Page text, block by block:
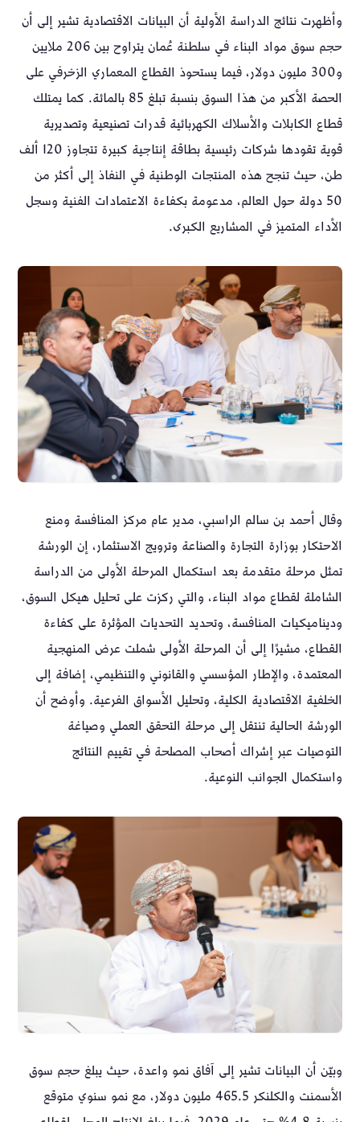
وأظهرت نتائج الدراسة الأولية أن البيانات الاقتصادية تشير إلى أن
حجم سوق مواد البناء في سلطنة عُمان يتراوح بين 206 ملايين
و300 مليون دولار، فيما يستحوذ القطاع المعماري الزخرفي على
الحصة الأكبر من هذا السوق بنسبة تبلغ 85 بالمائة. كما يمتلك
قطاع الكابلات والأسلاك الكهربائية قدرات تصنيعية وتصديرية
قوية تقودها شركات رئيسية بطاقة إنتاجية كبيرة تتجاوز 120 ألف
طن، حيث تنجح هذه المنتجات الوطنية في النفاذ إلى أكثر من
50 دولة حول العالم، مدعومة بكفاءة الاعتمادات الفنية وسجل
الأداء المتميز في المشاريع الكبرى.
وقال أحمد بن سالم الراسبي، مدير عام مركز المنافسة ومنع
الاحتكار بوزارة التجارة والصناعة وترويج الاستثمار، إن الورشة
تمثل مرحلة متقدمة بعد استكمال المرحلة الأولى من الدراسة
الشاملة لقطاع مواد البناء، والتي ركزت على تحليل هيكل السوق،
وديناميكيات المنافسة، وتحديد التحديات المؤثرة على كفاءة
القطاع، مشيرًا إلى أن المرحلة الأولى شملت عرض المنهجية
المعتمدة، والإطار المؤسسي والقانوني والتنظيمي، إضافة إلى
الخلفية الاقتصادية الكلية، وتحليل الأسواق الفرعية. وأوضح أن
الورشة الحالية تنتقل إلى مرحلة التحقق العملي وصياغة
التوصيات عبر إشراك أصحاب المصلحة في تقييم النتائج
واستكمال الجوانب النوعية.
وبيّن أن البيانات تشير إلى آفاق نمو واعدة، حيث يبلغ حجم سوق
الأسمنت والكلنكر 465.5 مليون دولار، مع نمو سنوي متوقع